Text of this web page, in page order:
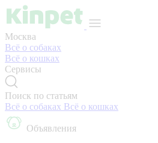
Москва
Всё о собаках
Всё о кошках
Сервисы
Поиск по статьям
Всё о собаках Всё о кошках
Объявления